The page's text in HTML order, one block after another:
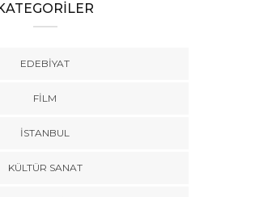
EDEBIYAT
FILM
İSTANBUL
KÜLTÜR SANAT